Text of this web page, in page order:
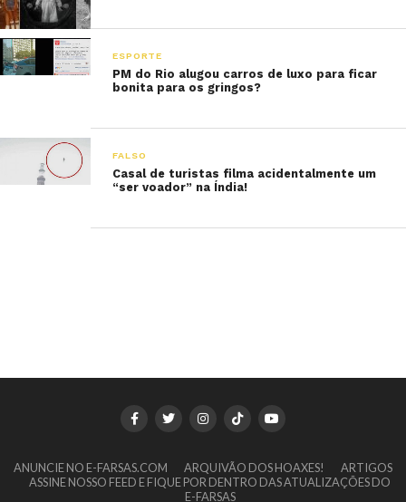
ESPORTE
PM do Rio alugou carros de luxo para ficar
bonita para os gringos?
FALSO
Casal de turistas filma acidentalmente um
“ser voador” na Índia!
ANUNCIE NO E-FARSAS.COM ARQUIVÃO DOS HOAXES!
ARTIGOS
ASSINE NOSSO FEED E FIQUE POR DENTRO DAS ATUALIZAÇÕES DO
E-FARSAS